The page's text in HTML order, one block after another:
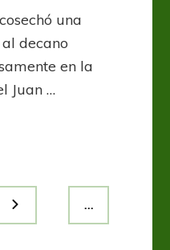
entre
el
y
Atlético
una
decano
en la
Juan …
…